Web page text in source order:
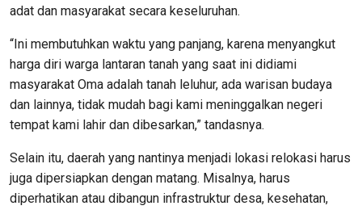
adat dan masyarakat secara keseluruhan.
“Ini membutuhkan waktu yang panjang, karena menyangkut
harga diri warga lantaran tanah yang saat ini didiami
masyarakat Oma adalah tanah leluhur, ada warisan budaya
dan lainnya, tidak mudah bagi kami meninggalkan negeri
tempat kami lahir dan dibesarkan,” tandasnya.
Selain itu, daerah yang nantinya menjadi lokasi relokasi harus
juga dipersiapkan dengan matang. Misalnya, harus
diperhatikan atau dibangun infrastruktur desa, kesehatan,